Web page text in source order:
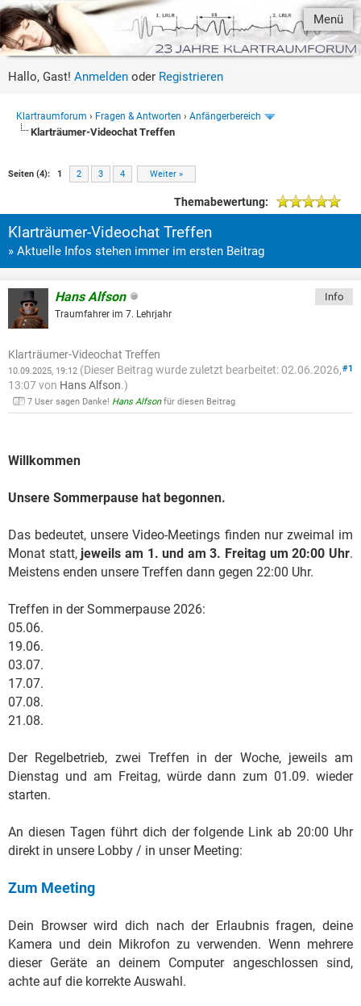
Menü
Hallo, Gast! Anmelden oder Registrieren
Klartraumforum › Fragen & Antworten › Anfängerbereich
Klarträumer-Videochat Treffen
Seiten (4): 1 2 3 4 Weiter »
Themabewertung:
Klarträumer-Videochat Treffen
» Aktuelle Infos stehen immer im ersten Beitrag
Hans Alfson
Traumfahrer im 7. Lehrjahr
Info
Klarträumer-Videochat Treffen
#1
10.09.2025, 19:12 (Dieser Beitrag wurde zuletzt bearbeitet: 02.06.2026,
13:07 von Hans Alfson.)
7 User sagen Danke! Hans Alfsonfür diesen Beitrag
Willkommen
Unsere Sommerpause hat begonnen.
Das bedeutet, unsere Video-Meetings finden nur zweimal im
Monat statt, jeweils am 1. und am 3. Freitag um 20:00 Uhr.
Meistens enden unsere Treffen dann gegen 22:00 Uhr.
Treffen in der Sommerpause 2026:
05.06.
19.06.
03.07.
17.07.
07.08.
21.08.
Der Regelbetrieb, zwei Treffen in der Woche, jeweils am
Dienstag und am Freitag, würde dann zum 01.09. wieder
starten.
An diesen Tagen führt dich der folgende Link ab 20:00 Uhr
direkt in unsere Lobby / in unser Meeting:
Zum Meeting
Dein Browser wird dich nach der Erlaubnis fragen, deine
Kamera und dein Mikrofon zu verwenden. Wenn mehrere
dieser Geräte an deinem Computer angeschlossen sind,
achte auf die korrekte Auswahl.